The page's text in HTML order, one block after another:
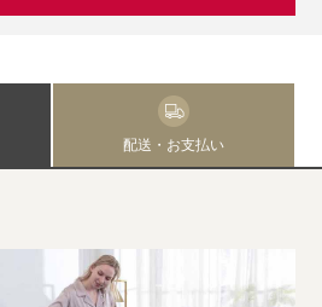
配送・お支払い